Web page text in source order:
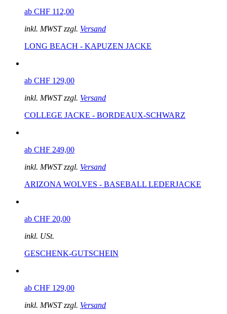
ab CHF 112,00
inkl. MWST zzgl. Versand
LONG BEACH - KAPUZEN JACKE
ab CHF 129,00
inkl. MWST zzgl. Versand
COLLEGE JACKE - BORDEAUX-SCHWARZ
ab CHF 249,00
inkl. MWST zzgl. Versand
ARIZONA WOLVES - BASEBALL LEDERJACKE
ab CHF 20,00
inkl. USt.
GESCHENK-GUTSCHEIN
ab CHF 129,00
inkl. MWST zzgl. Versand